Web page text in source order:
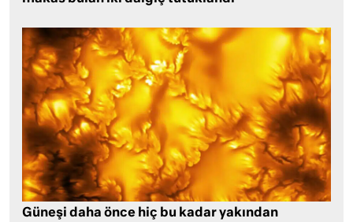
Güneşi daha önce hiç bu kadar yakından